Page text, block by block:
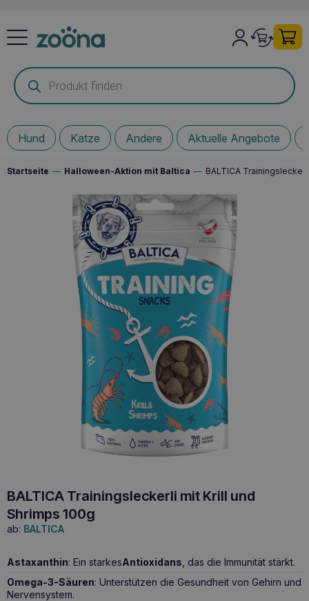
Products
search
Hund Katze Andere Aktuelle Angebote
Startseite — Halloween-Aktion mit Baltica — BALTICA
BALTICA Trainingsleckerli mit Krill und
Shrimps 100g
ab: BALTICA
Astaxanthin: Ein starkesAntioxidans , das die Immunität stärkt.
Omega-3-Säuren: Unterstützen die Gesundheit von Gehirn und
Nervensystem.